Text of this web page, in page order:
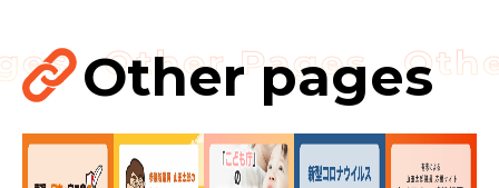
Other pages